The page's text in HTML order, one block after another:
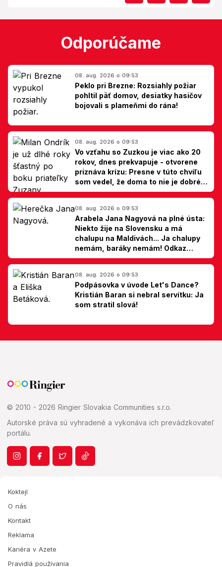
Odporúčame
08. aug. 2026 o 09:53
Peklo pri Brezne: Rozsiahly požiar
pohltil päť domov, desiatky hasičov
bojovali s plameňmi do rána!
08. aug. 2026 o 09:53
Vo vzťahu so Zuzkou je viac ako 20
rokov, dnes prekvapuje - otvorene
priznáva krízu: Presne v túto chvíľu
som vedel, že doma to nie je dobré,
hovorí Milan Ondrík
08. aug. 2026 o 09:53
Arabela Jana Nagyová na plné ústa:
Niekto žije na Slovensku a má
chalupu na Maldivách... Ja chalupy
nemám, baráky nemám! Odkaz
Slovákom
08. aug. 2026 o 09:53
Podpásovka v úvode Let's Dance?
Kristián Baran si nebral servítku: Ja
som stratil slová!
© 2010 - 2026 Ringier Slovakia Communities s.r.o.
Autorské práva sú vyhradené a vykonáva ich prevádzkovateľ
portálu.
Koktejl
O nás
Kontakt
Reklama
Kariéra v Azete
Pravidlá používania